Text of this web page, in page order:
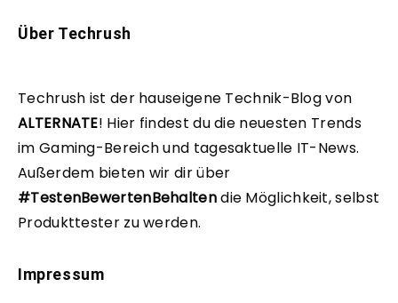
Über Techrush
Techrush ist der hauseigene Technik-Blog von
ALTERNATE! Hier findest du die neuesten Trends
im Gaming-Bereich und tagesaktuelle IT-News.
Außerdem bieten wir dir über
#TestenBewertenBehaltendie Möglichkeit, selbst
Produkttester zu werden.
Impressum